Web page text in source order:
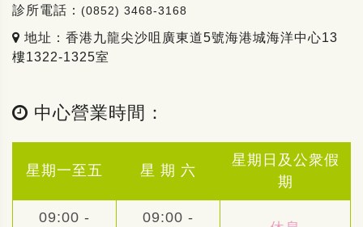
診所電話： (0852) 3468-3168
地址：香港九龍尖沙咀廣東道5號海港城海洋中心13
樓1322-1325室
中心營業時間：
星期一至五 星 期 六
星期日及公衆假
期
09:00 - 09:00 -